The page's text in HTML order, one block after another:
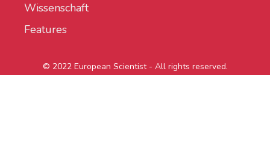
Wissenschaft
Features
© 2022 European Scientist - All rights reserved.